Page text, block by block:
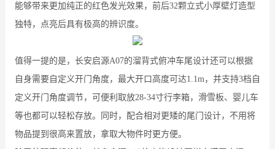
能够带来更加纯正的红色发光效果，前后32颗立式小厚壁灯造型
独特，点亮后具有极高的辨识度。
值得一提的是，长安启源A07的溜背式俯冲车尾设计还可以根据
自身需要自定义开门角度，最大开口高度可达1.1m，并支持3档自
定义开门角度调节，可便利取放28-34寸行李箱，滑雪板、婴儿车
等也都可以轻松存放。同时，配合相对更矮的尾门设计，不用将
物品提到很高来置放，拿取大物件时更方便。